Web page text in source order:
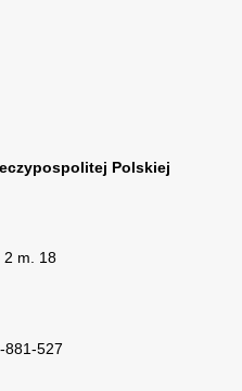
Polskiej
2 m. 18
881-527